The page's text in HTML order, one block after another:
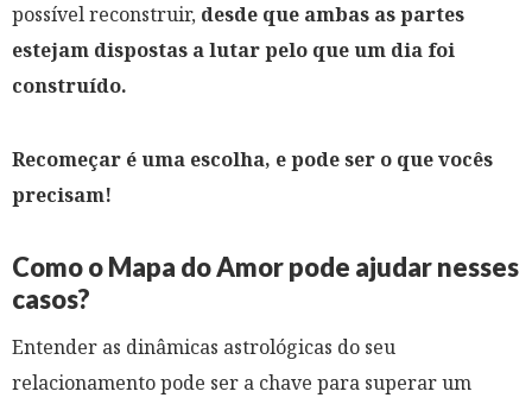
possível reconstruir, desde que ambas as partes
estejam dispostas a lutar pelo que um dia foi
construído.
Recomeçar é uma escolha, e pode ser o que vocês
precisam!
Como o Mapa do Amor pode ajudar nesses
casos?
Entender as dinâmicas astrológicas do seu
relacionamento pode ser a chave para superar um